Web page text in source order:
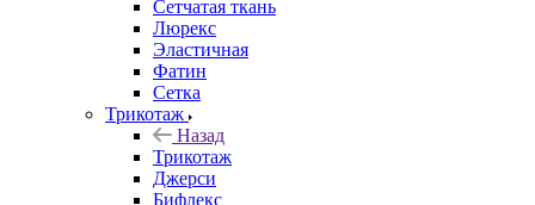
Сетчатая ткань
Люрекс
Эластичная
Фатин
Сетка
Трикотаж
Назад
Трикотаж
Джерси
Бифлекс